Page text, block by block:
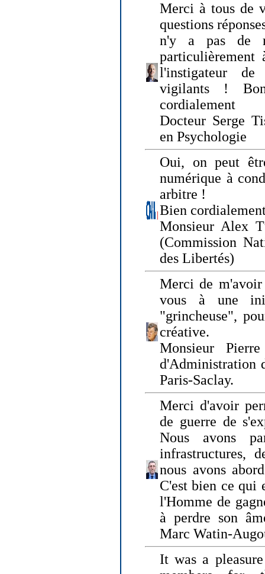
Merci à tous de
questions
n'y a pas de
l'instigateur de
vigilants !
cordialement
Docteur Serge
en Psychologie
Oui, on peut
numérique à
arbitre !
Bien
Monsieur Alex
(Commission
des Libertés)
Merci de
vous à une
"grincheuse",
créative.
Monsieur
d'Administration
Paris-Saclay.
Merci d'avoir
de guerre de
Nous avons
infrastructures,
nous avons
C'est bien ce qui
l'Homme de
à perdre son
Marc Watin-
It was a